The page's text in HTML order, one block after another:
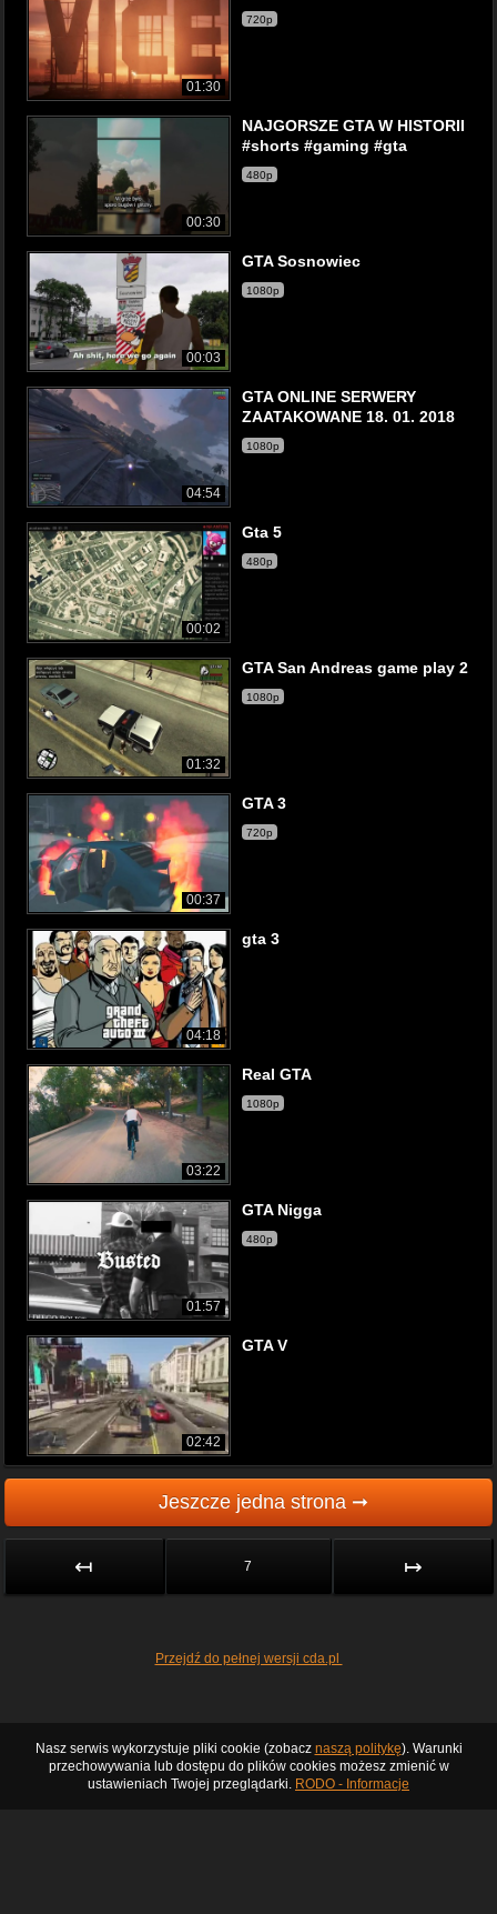
01:30
720p
00:30
NAJGORSZE GTA W HISTORII
#shorts #gaming #gta
480p
00:03
GTA Sosnowiec
1080p
04:54
GTA ONLINE SERWERY
ZAATAKOWANE 18. 01. 2018
1080p
00:02
Gta 5
480p
01:32
GTA San Andreas game play 2
1080p
00:37
GTA 3
720p
04:18
gta 3
03:22
Real GTA
1080p
01:57
GTA Nigga
480p
02:42
GTA V
Jeszcze jedna strona ➞
↤ 7 ↦
Przejdź do pełnej wersji cda.pl
Nasz serwis wykorzystuje pliki cookie (zobacz naszą politykę). Warunki
przechowywania lub dostępu do plików cookies możesz zmienić w
ustawieniach Twojej przeglądarki. RODO - Informacje